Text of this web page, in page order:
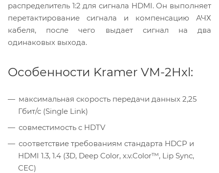
распределитель 1:2 для сигнала HDMI. Он выполняет
перетактирование сигнала и компенсацию АЧХ
кабеля, после чего выдает сигнал на два
одинаковых выхода.
Особенности Kramer VM-2Hxl:
максимальная скорость передачи данных 2,25
Гбит/с (Single Link)
совместимость с HDTV
соответствие требованиям стандарта HDCP и
HDMI 1.3, 1.4 (3D, Deep Color, x.v.Color™, Lip Sync,
CEC)